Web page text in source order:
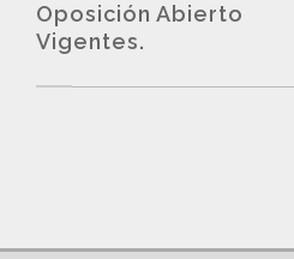
Oposición Abierto
Vigentes.